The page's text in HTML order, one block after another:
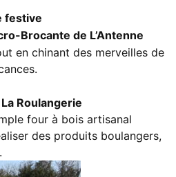
festive
Brocante de L’Antenne
en chinant des merveilles de
Roulangerie
four à bois artisanal
des produits boulangers,